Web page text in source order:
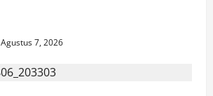
Agustus 7, 2026